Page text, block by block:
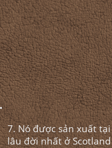
7. Nó được sản xuất
lâu đời nhất ở Scotland